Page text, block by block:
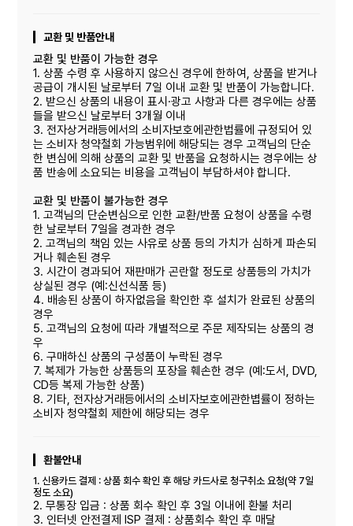
교환 및 반품안내
교환 및 반품이 가능한 경우
1. 상품 수령 후 사용하지 않으신 경우에 한하여, 상품을 받거나
공급이 개시된 날로부터 7일 이내 교환 및 반품이 가능합니다.
2. 받으신 상품의 내용이 표시·광고 사항과 다른 경우에는 상품
들을 받으신 날로부터 3개월 이내
3. 전자상거래등에서의 소비자보호에관한법률에 규정되어 있
는 소비자 청약철회 가능범위에 해당되는 경우 고객님의 단순
한 변심에 의해 상품의 교환 및 반품을 요청하시는 경우에는 상
품 반송에 소요되는 비용을 고객님이 부담하셔야 합니다.
교환 및 반품이 불가능한 경우
1. 고객님의 단순변심으로 인한 교환/반품 요청이 상품을 수령
한 날로부터 7일을 경과한 경우
2. 고객님의 책임 있는 사유로 상품 등의 가치가 심하게 파손되
거나 훼손된 경우
3. 시간이 경과되어 재판매가 곤란할 정도로 상품등의 가치가
상실된 경우 (예:신선식품 등)
4. 배송된 상품이 하자없음을 확인한 후 설치가 완료된 상품의
경우
5. 고객님의 요청에 따라 개별적으로 주문 제작되는 상품의 경
우
6. 구매하신 상품의 구성품이 누락된 경우
7. 복제가 가능한 상품등의 포장을 훼손한 경우 (예:도서, DVD,
CD등 복제 가능한 상품)
8. 기타, 전자상거래등에서의 소비자보호에관한볍률이 정하는
소비자 청약철회 제한에 해당되는 경우
환불안내
1. 신용카드 결제 : 상품 회수 확인 후 해당 카드사로 청구취소 요청(약 7일
정도 소요)
2. 무통장 입금 : 상품 회수 확인 후 3일 이내에 환불 처리
3. 인터넷 안전결제 ISP 결제 : 상품회수 확인 후 매달